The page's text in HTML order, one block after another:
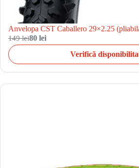
Anvelopa CST Caballero 29×2.25
149 lei80 lei
Verifică